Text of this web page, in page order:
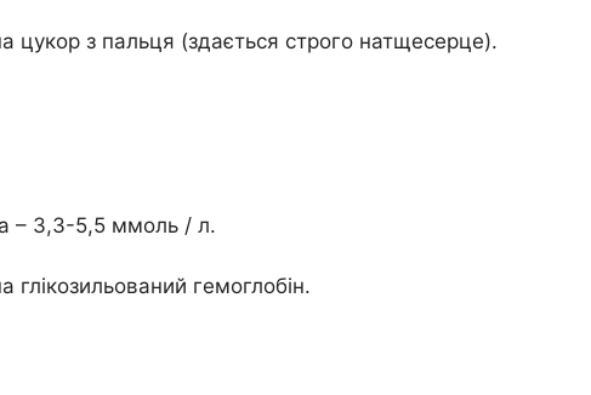
цукор з пальця (здається строго натщесерце).
– 3,3-5,5 ммоль / л.
глікозильований гемоглобін.